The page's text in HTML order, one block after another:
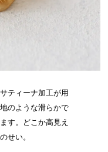
ティーナ加工が用
のような滑らかで
す。どこか高見え
せい。